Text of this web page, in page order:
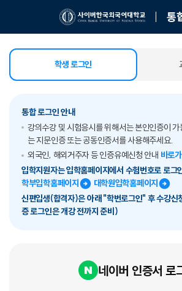
통
학생 로그인
선택됨
통합 로그인 안내
강의수강 및 시험응시를 위해서는 본인인증이
는 지문인증 또는 공동인증서를 사용해주세요.
외국인, 해외거주자 등 인증유예신청 안내 바로가
입학지원자는 입학홈페이지에서 수험번호로 로그
학부입학홈페이지
대학원입학홈페이지
신편입생(합격자)은 아래 "학번로그인" 후 수강신
증 로그인은 개강 전까지 준비)
네이버 인증서 로